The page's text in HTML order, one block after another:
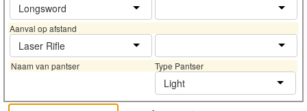
Longsword
Aanval op afstand
Laser Rifle
Naam van pantser Type Pantser
Light